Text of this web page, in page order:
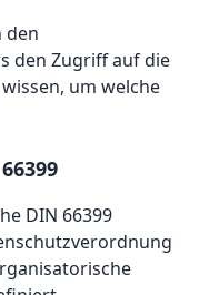
den
den Zugriff auf die
um welche
DIN 66399